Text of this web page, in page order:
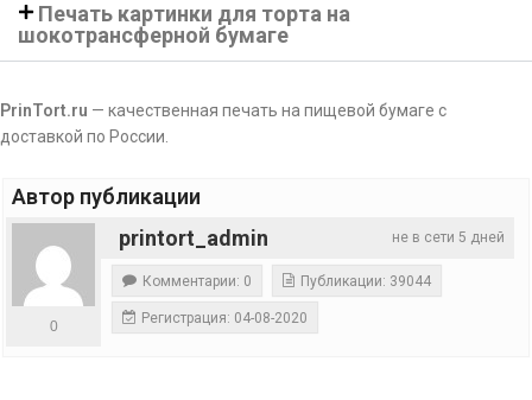
Печать картинки для торта на
шокотрансферной бумаге
PrinTort.ru — качественная печать на пищевой бумаге с
доставкой по России.
Автор публикации
не в сети 5 дней
printort_admin
0
Комментарии: 0 Публикации: 39044
Регистрация: 04-08-2020